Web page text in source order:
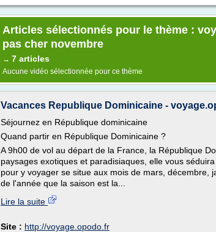
Articles sélectionnés pour le thème :
pas cher novembre
→ 7 articles
Aucune vidéo sélectionnée pour ce thème
Vacances Republique Dominicaine -
Séjournez en République dominicaine
Quand partir en République Dominicaine ?
A 9h00 de vol au départ de la France, la République
paysages exotiques et paradisiaques, elle vous
pour y voyager se situe aux mois de mars, décembre,
de l'année que la saison est la...
Lire la suite
Site : http://voyage.opodo.fr